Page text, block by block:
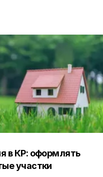
в КР: оформлять
участки